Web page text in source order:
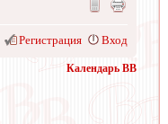
Регистрация Вход
Календарь ВВ